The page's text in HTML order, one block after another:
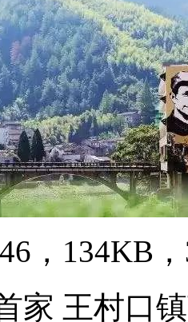
，134KB
家 王村口